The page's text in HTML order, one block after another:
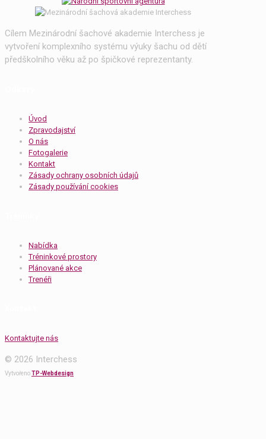
Cílem Mezinárodní šachové akademie Interchess je
vytvoření komplexního systému výuky šachu od dětí
předškolního věku až po špičkové reprezentanty.
Úvod
Zpravodajství
O nás
Fotogalerie
Kontakt
Zásady ochrany osobních údajů
Zásady používání cookies
Nabídka
Tréninkové prostory
Plánované akce
Trenéři
Kontaktujte nás
© 2026 Interchess
VytvořenoTP-Webdesign